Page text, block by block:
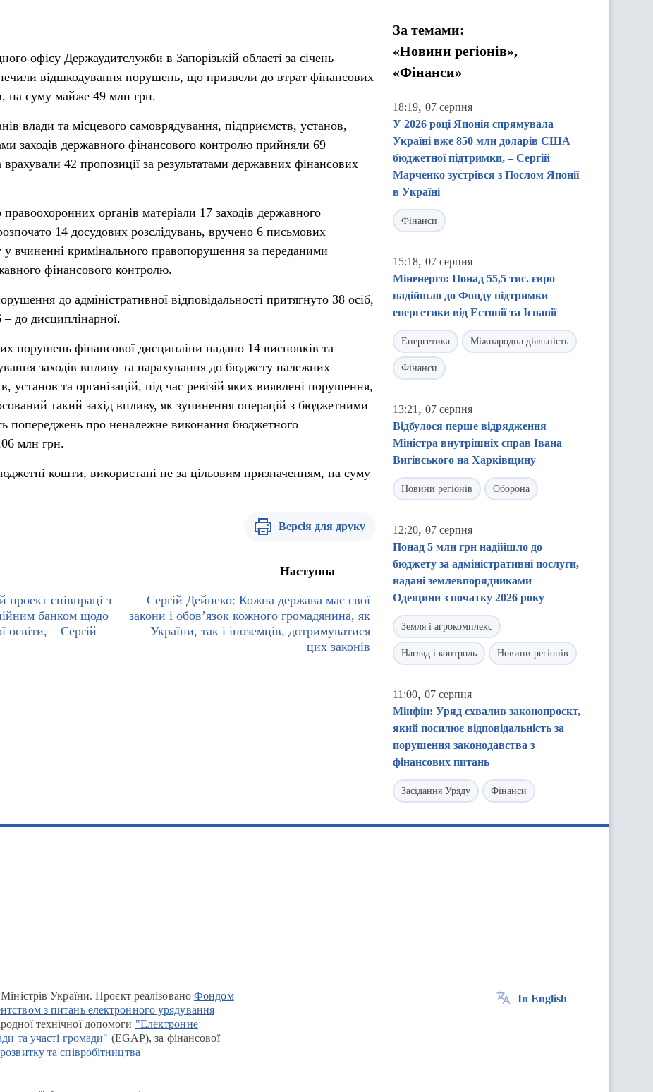
офісу Держаудитслужби в Запорізькій області за січень ‒
відшкодування порушень, що призвели до втрат фінансових
на суму майже 49 млн грн.
влади та місцевого самоврядування, підприємств, установ,
заходів державного фінансового контролю прийняли 69
42 пропозиції за результатами державних фінансових
органів матеріали 17 заходів державного
14 досудових розслідувань, вручено 6 письмових
у вчиненні кримінального правопорушення за переданими
фінансового контролю.
до адміністративної відповідальності притягнуто 38 осіб,
– до дисциплінарної.
порушень фінансової дисципліни надано 14 висновків та
заходів впливу та нарахування до бюджету належних
установ та організацій, під час ревізій яких виявлені порушення,
такий захід впливу, як зупинення операцій з бюджетними
попереджень про неналежне виконання бюджетного
млн грн.
кошти, використані не за цільовим призначенням, на суму
Версія для друку
проект співпраці з
банком щодо
освіти, – Сергій
Наступна
Сергій Дейнеко: Кожна держава має свої
закони і обов’язок кожного громадянина, як
України, так і іноземців, дотримуватися
цих законів
За темами:
«Новини регіонів»,
«Фінанси»
18:19, 07 серпня
У 2026 році Японія спрямувала
Україні вже 850 млн доларів США
бюджетної підтримки, – Сергій
Марченко зустрівся з Послом Японії
в Україні
Фінанси
15:18, 07 серпня
Міненерго: Понад 55,5 тис. євро
надійшло до Фонду підтримки
енергетики від Естонії та Іспанії
Енергетика Міжнародна діяльність
Фінанси
13:21 , 07 серпня
Відбулося перше відрядження
Міністра внутрішніх справ Івана
Вигівського на Харківщину
Новини регіонів Оборона
12:20, 07 серпня
Понад 5 млн грн надійшло до
бюджету за адміністративні послуги,
надані землевпорядниками
Одещини з початку 2026 року
Земля і агрокомплекс
Нагляд і контроль Новини регіонів
11:00, 07 серпня
Мінфін: Уряд схвалив законопроєкт,
який посилює відповідальність за
порушення законодавства з
фінансових питань
Засідання Уряду Фінанси
України. Проєкт реалізованоФондом
з питань електронного урядування
технічної допомоги "Електронне
та участі громади" (EGAP), за фінансової
та співробітництва
In English